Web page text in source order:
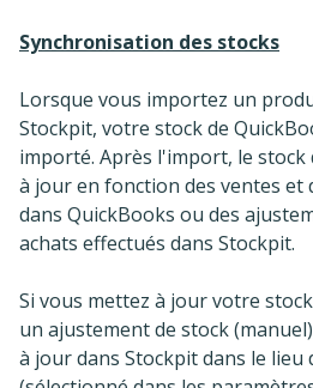
Synchronisation des stocks
Lorsque vous importez un
Stockpit, votre stock de
importé. Après l'import, le stock
à jour en fonction des ventes et
dans QuickBooks ou des
achats effectués dans Stockpit.
Si vous mettez à jour votre
un ajustement de stock
à jour dans Stockpit dans le